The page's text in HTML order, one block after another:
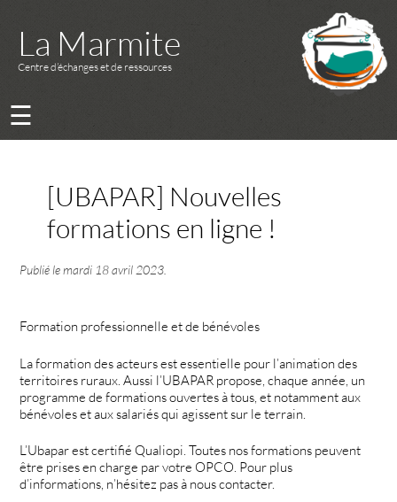
La Marmite
Centre d’échanges et de ressources
☰
[UBAPAR] Nouvelles
formations en ligne !
Publié lemardi 18 avril 2023
Formation professionnelle et de bénévoles
La formation des acteurs est essentielle pour l’animation des
territoires ruraux. Aussi l’UBAPAR propose, chaque année, un
programme de formations ouvertes à tous, et notamment aux
bénévoles et aux salariés qui agissent sur le terrain.
L’Ubapar est certifié Qualiopi. Toutes nos formations peuvent
être prises en charge par votre OPCO. Pour plus
d’informations, n’hésitez pas à nous contacter.